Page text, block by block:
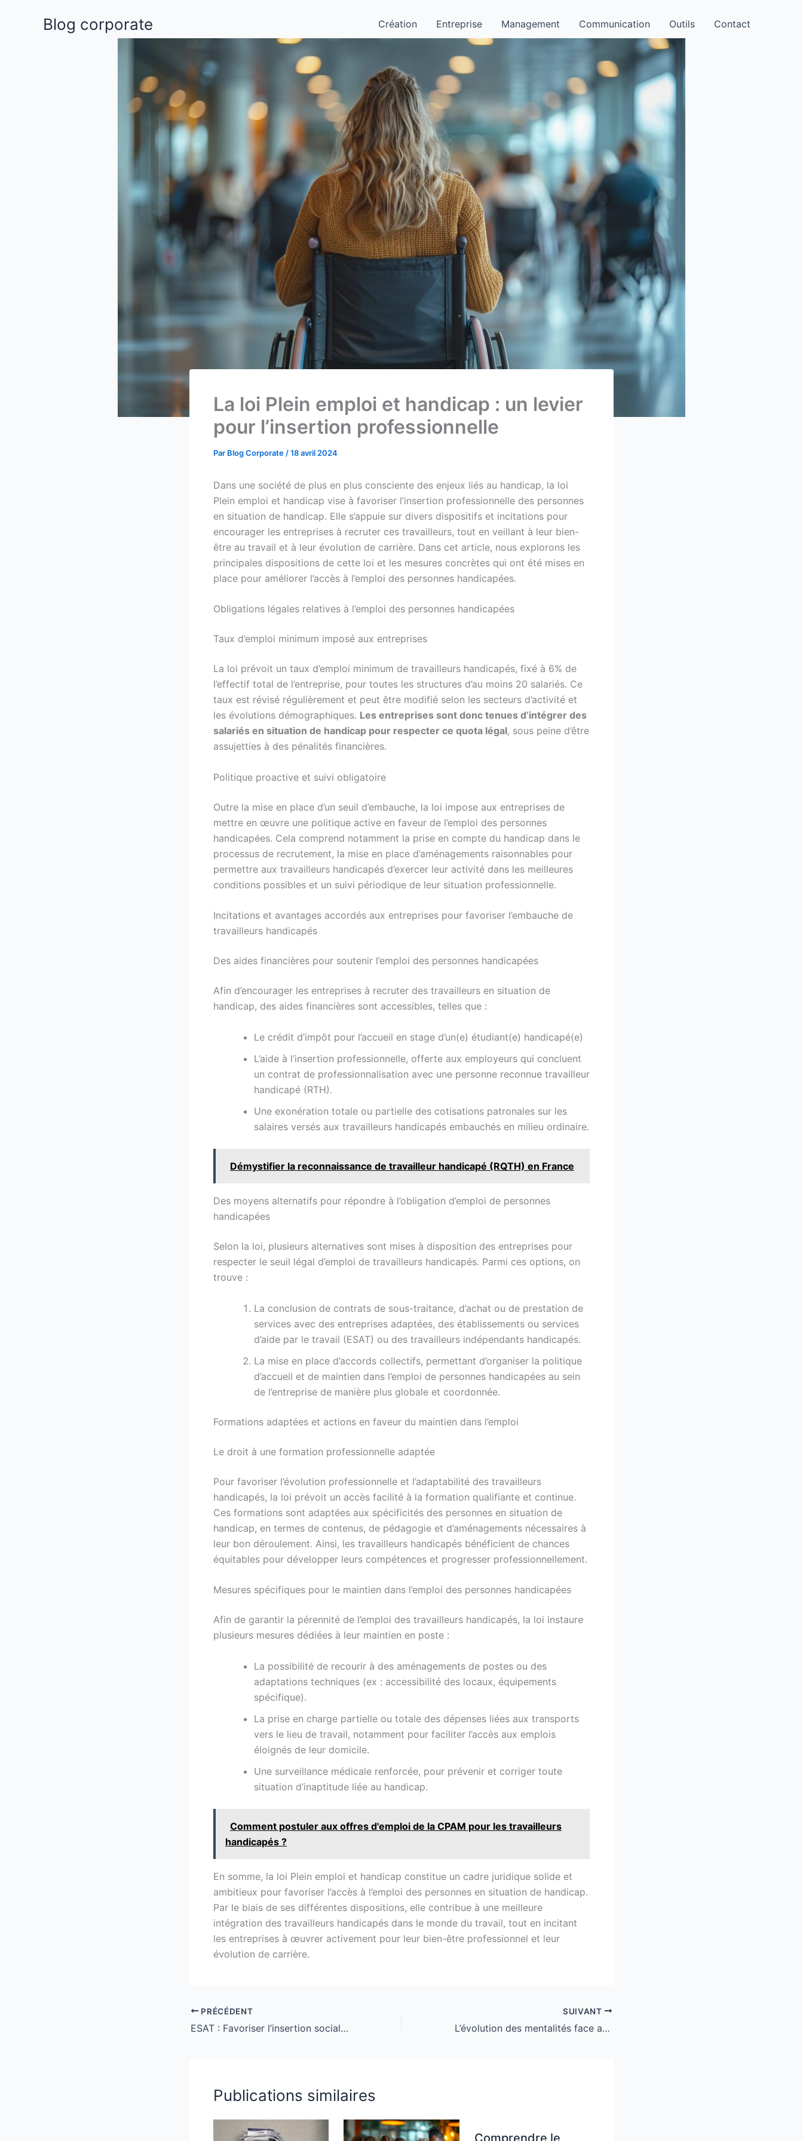
Blog corporate Création Entreprise Management Communication Outils Contact
La loi Plein emploi et handicap : un levier
pour l’insertion professionnelle
Par Blog Corporate /18 avril 2024
Dans une société de plus en plus consciente des enjeux liés au handicap, la loi
Plein emploi et handicap vise à favoriser l’insertion professionnelle des personnes
en situation de handicap. Elle s’appuie sur divers dispositifs et incitations pour
encourager les entreprises à recruter ces travailleurs, tout en veillant à leur bien-
être au travail et à leur évolution de carrière. Dans cet article, nous explorons les
principales dispositions de cette loi et les mesures concrètes qui ont été mises en
place pour améliorer l’accès à l’emploi des personnes handicapées.
Obligations légales relatives à l’emploi des personnes handicapées
Taux d’emploi minimum imposé aux entreprises
La loi prévoit un taux d’emploi minimum de travailleurs handicapés, fixé à 6% de
l’effectif total de l’entreprise, pour toutes les structures d’au moins 20 salariés. Ce
taux est révisé régulièrement et peut être modifié selon les secteurs d’activité et
les évolutions démographiques. Les entreprises sont donc tenues d’intégrer des
salariés en situation de handicap pour respecter ce quota légal, sous peine d’être
assujetties à des pénalités financières.
Politique proactive et suivi obligatoire
Outre la mise en place d’un seuil d’embauche, la loi impose aux entreprises de
mettre en œuvre une politique active en faveur de l’emploi des personnes
handicapées. Cela comprend notamment la prise en compte du handicap dans le
processus de recrutement, la mise en place d’aménagements raisonnables pour
permettre aux travailleurs handicapés d’exercer leur activité dans les meilleures
conditions possibles et un suivi périodique de leur situation professionnelle.
Incitations et avantages accordés aux entreprises pour favoriser l’embauche de
travailleurs handicapés
Des aides financières pour soutenir l’emploi des personnes handicapées
Afin d’encourager les entreprises à recruter des travailleurs en situation de
handicap, des aides financières sont accessibles, telles que :
Le crédit d’impôt pour l’accueil en stage d’un(e) étudiant(e) handicapé(e)
L’aide à l’insertion professionnelle, offerte aux employeurs qui concluent
un contrat de professionnalisation avec une personne reconnue travailleur
handicapé (RTH).
Une exonération totale ou partielle des cotisations patronales sur les
salaires versés aux travailleurs handicapés embauchés en milieu ordinaire.
Démystifier la reconnaissance de travailleur handicapé (RQTH) en France
Des moyens alternatifs pour répondre à l’obligation d’emploi de personnes
handicapées
Selon la loi, plusieurs alternatives sont mises à disposition des entreprises pour
respecter le seuil légal d’emploi de travailleurs handicapés. Parmi ces options, on
trouve :
La conclusion de contrats de sous-traitance, d’achat ou de prestation de
services avec des entreprises adaptées, des établissements ou services
d’aide par le travail (ESAT) ou des travailleurs indépendants handicapés.
La mise en place d’accords collectifs, permettant d’organiser la politique
d’accueil et de maintien dans l’emploi de personnes handicapées au sein
de l’entreprise de manière plus globale et coordonnée.
Formations adaptées et actions en faveur du maintien dans l’emploi
Le droit à une formation professionnelle adaptée
Pour favoriser l’évolution professionnelle et l’adaptabilité des travailleurs
handicapés, la loi prévoit un accès facilité à la formation qualifiante et continue.
Ces formations sont adaptées aux spécificités des personnes en situation de
handicap, en termes de contenus, de pédagogie et d’aménagements nécessaires à
leur bon déroulement. Ainsi, les travailleurs handicapés bénéficient de chances
équitables pour développer leurs compétences et progresser professionnellement.
Mesures spécifiques pour le maintien dans l’emploi des personnes handicapées
Afin de garantir la pérennité de l’emploi des travailleurs handicapés, la loi instaure
plusieurs mesures dédiées à leur maintien en poste :
La possibilité de recourir à des aménagements de postes ou des
adaptations techniques (ex : accessibilité des locaux, équipements
spécifique).
La prise en charge partielle ou totale des dépenses liées aux transports
vers le lieu de travail, notamment pour faciliter l’accès aux emplois
éloignés de leur domicile.
Une surveillance médicale renforcée, pour prévenir et corriger toute
situation d’inaptitude liée au handicap.
Comment postuler aux offres d'emploi de la CPAM pour les travailleurs
handicapés ?
En somme, la loi Plein emploi et handicap constitue un cadre juridique solide et
ambitieux pour favoriser l’accès à l’emploi des personnes en situation de handicap.
Par le biais de ses différentes dispositions, elle contribue à une meilleure
intégration des travailleurs handicapés dans le monde du travail, tout en incitant
les entreprises à œuvrer activement pour leur bien-être professionnel et leur
évolution de carrière.
PRÉCÉDENT
ESAT : Favoriser l’insertion sociale et professionnelle des adultes handicapés
SUIVANT
L’évolution des mentalités face au handicap dans le milieu professionnel
Publications similaires